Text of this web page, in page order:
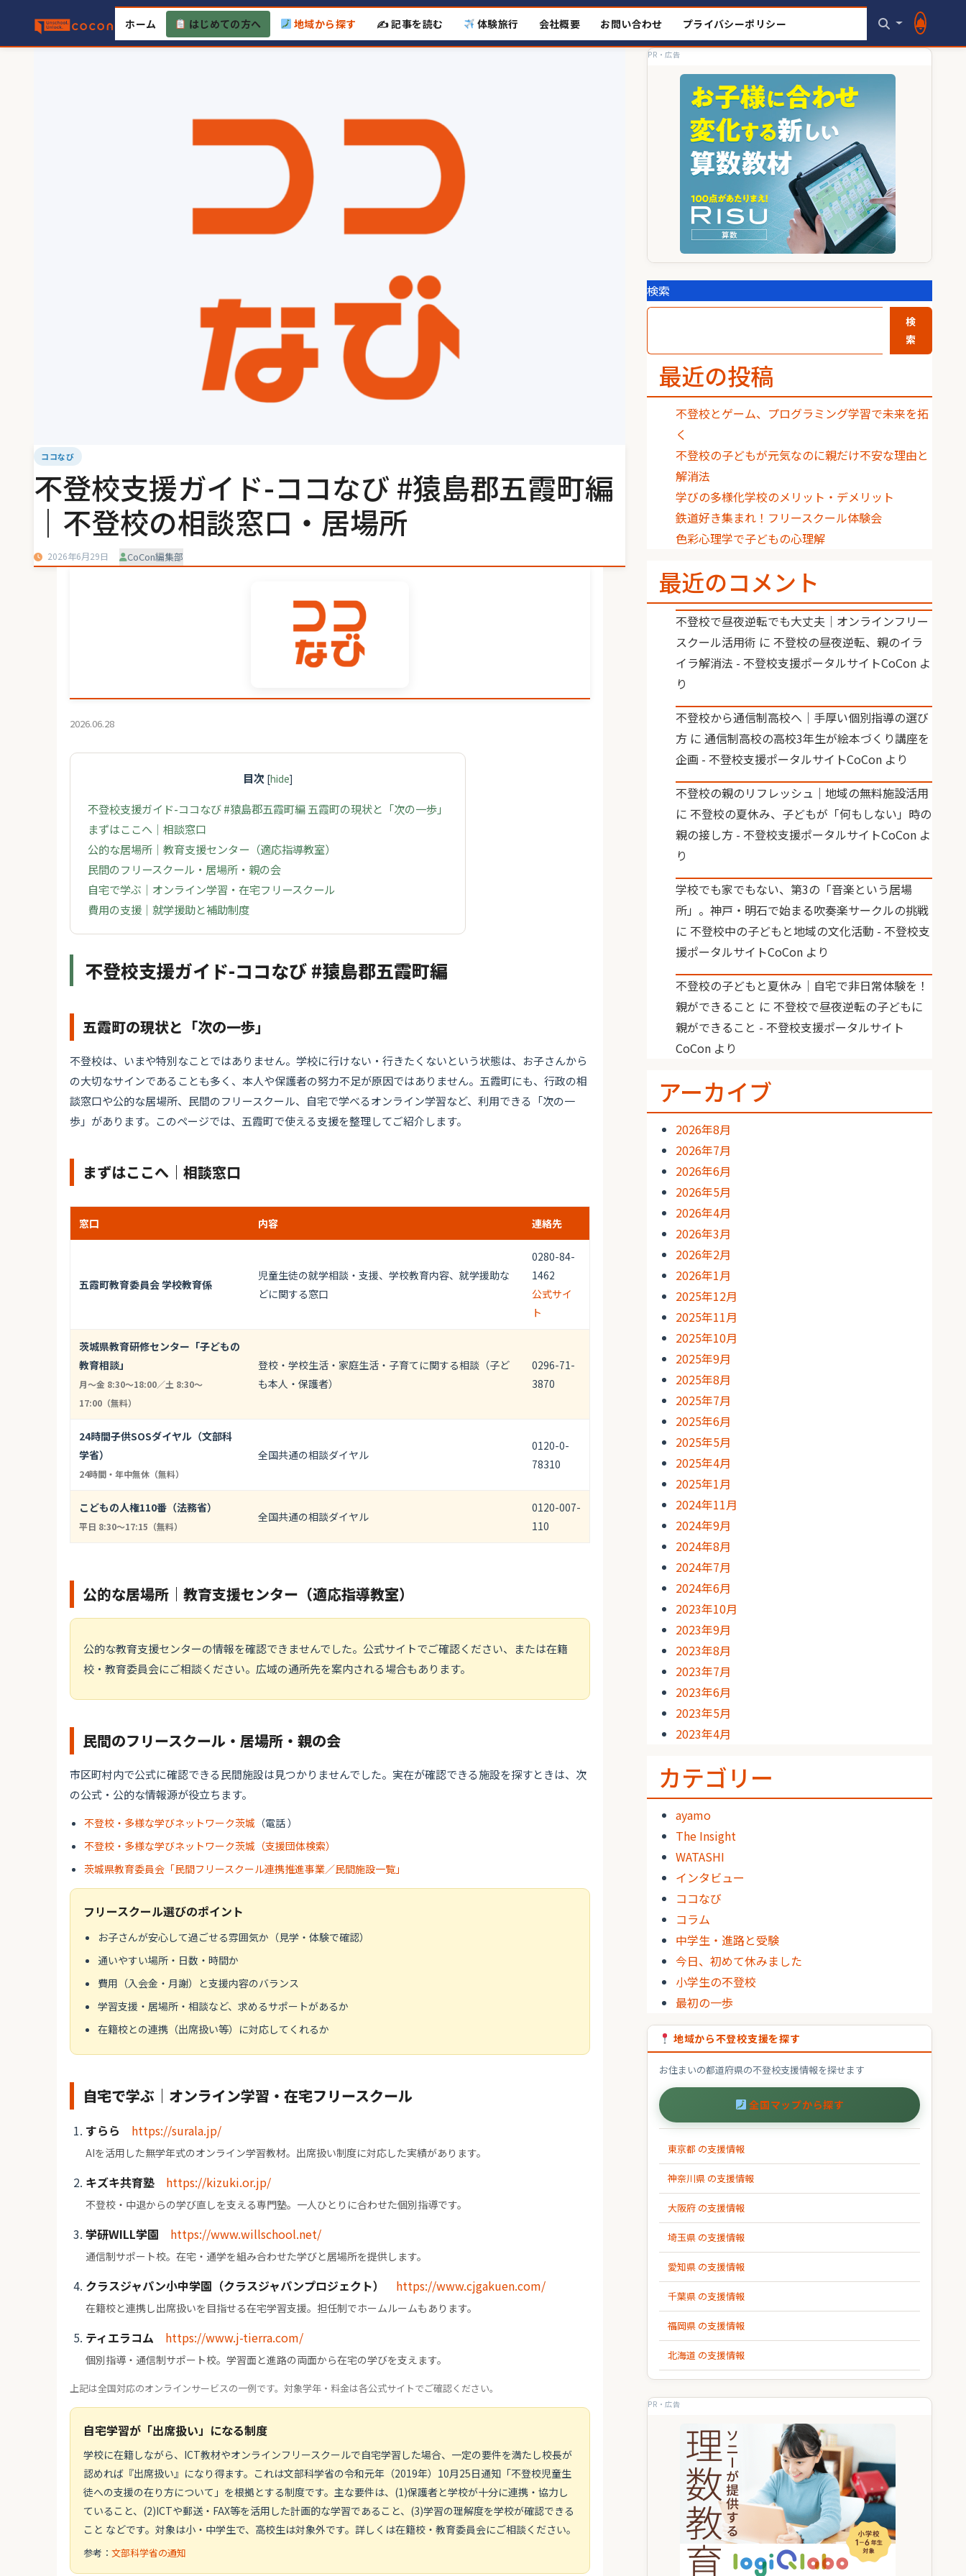
content
ホーム はじめての方へ 地域から探す ✍️ 記事を読む 体験旅行 会社概要 お問い合わせ プライバシーポリシー
ココなび
不登校支援ガイド-ココなび #猿島郡五霞町編
｜不登校の相談窓口・居場所
2026年6月29日 CoCon編集部
2026.06.28
目次 [hide]
不登校支援ガイド-ココなび #猿島郡五霞町編 五霞町の現状と「次の一歩」
まずはここへ｜相談窓口
公的な居場所｜教育支援センター（適応指導教室）
民間のフリースクール・居場所・親の会
自宅で学ぶ｜オンライン学習・在宅フリースクール
費用の支援｜就学援助と補助制度
不登校支援ガイド-ココなび #猿島郡五霞町編
五霞町の現状と「次の一歩」
不登校は、いまや特別なことではありません。学校に行けない・行きたくないという状態は、お子さんから
の大切なサインであることも多く、本人や保護者の努力不足が原因ではありません。五霞町にも、行政の相
談窓口や公的な居場所、民間のフリースクール、自宅で学べるオンライン学習など、利用できる「次の一
歩」があります。このページでは、五霞町で使える支援を整理してご紹介します。
まずはここへ｜相談窓口
窓口 内容 連絡先
五霞町教育委員会 学校教育係
児童生徒の就学相談・支援、学校教育内容、就学援助な
どに関する窓口
0280-84-
1462
公式サイ
ト
茨城県教育研修センター「子どもの
教育相談」
月〜金 8:30〜18:00／土 8:30〜
17:00（無料）
登校・学校生活・家庭生活・子育てに関する相談（子ど
も本人・保護者）
0296-71-
3870
24時間子供SOSダイヤル（文部科
学省）
24時間・年中無休（無料）
全国共通の相談ダイヤル
0120-0-
78310
こどもの人権110番（法務省）
平日 8:30〜17:15（無料）
全国共通の相談ダイヤル
0120-007-
110
公的な居場所｜教育支援センター（適応指導教室）
公的な教育支援センターの情報を確認できませんでした。公式サイトでご確認ください、または在籍
校・教育委員会にご相談ください。広域の通所先を案内される場合もあります。
民間のフリースクール・居場所・親の会
市区町村内で公式に確認できる民間施設は見つかりませんでした。実在が確認できる施設を探すときは、次
の公式・公的な情報源が役立ちます。
不登校・多様な学びネットワーク茨城 （電話 ）
不登校・多様な学びネットワーク茨城（支援団体検索）
茨城県教育委員会「民間フリースクール連携推進事業／民間施設一覧」
フリースクール選びのポイント
お子さんが安心して過ごせる雰囲気か（見学・体験で確認）
通いやすい場所・日数・時間か
費用（入会金・月謝）と支援内容のバランス
学習支援・居場所・相談など、求めるサポートがあるか
在籍校との連携（出席扱い等）に対応してくれるか
自宅で学ぶ｜オンライン学習・在宅フリースクール
すらら https://surala.jp/
AIを活用した無学年式のオンライン学習教材。出席扱い制度に対応した実績があります。
キズキ共育塾 https://kizuki.or.jp/
不登校・中退からの学び直しを支える専門塾。一人ひとりに合わせた個別指導です。
学研WILL学園 https://www.willschool.net/
通信制サポート校。在宅・通学を組み合わせた学びと居場所を提供します。
クラスジャパン小中学園（クラスジャパンプロジェクト） https://www.cjgakuen.com/
在籍校と連携し出席扱いを目指せる在宅学習支援。担任制でホームルームもあります。
ティエラコム https://www.j-tierra.com/
個別指導・通信制サポート校。学習面と進路の両面から在宅の学びを支えます。
上記は全国対応のオンラインサービスの一例です。対象学年・料金は各公式サイトでご確認ください。
自宅学習が「出席扱い」になる制度
学校に在籍しながら、ICT教材やオンラインフリースクールで自宅学習した場合、一定の要件を満たし校長が
認めれば『出席扱い』になり得ます。これは文部科学省の令和元年（2019年）10月25日通知「不登校児童生
徒への支援の在り方について」を根拠とする制度です。主な要件は、(1)保護者と学校が十分に連携・協力し
ていること、(2)ICTや郵送・FAX等を活用した計画的な学習であること、(3)学習の理解度を学校が確認できる
こと などです。対象は小・中学生で、高校生は対象外です。詳しくは在籍校・教育委員会にご相談ください。
参考： 文部科学省の通知
PR・広告
検索
検
索
最近の投稿
不登校とゲーム、プログラミング学習で未来を拓
く
不登校の子どもが元気なのに親だけ不安な理由と
解消法
学びの多様化学校のメリット・デメリット
鉄道好き集まれ！フリースクール体験会
色彩心理学で子どもの心理解
最近のコメント
不登校で昼夜逆転でも大丈夫｜オンラインフリー
スクール活用術 に 不登校の昼夜逆転、親のイラ
イラ解消法 - 不登校支援ポータルサイトCoCon よ
り
不登校から通信制高校へ｜手厚い個別指導の選び
方 に通信制高校の高校3年生が絵本づくり講座を
企画 - 不登校支援ポータルサイトCoCon より
不登校の親のリフレッシュ｜地域の無料施設活用
に 不登校の夏休み、子どもが「何もしない」時の
親の接し方 - 不登校支援ポータルサイトCoCon よ
り
学校でも家でもない、第3の「音楽という居場
所」。神戸・明石で始まる吹奏楽サークルの挑戦
に 不登校中の子どもと地域の文化活動 - 不登校支
援ポータルサイトCoCon より
不登校の子どもと夏休み｜自宅で非日常体験を！
親ができること に 不登校で昼夜逆転の子どもに
親ができること - 不登校支援ポータルサイト
CoCon より
アーカイブ
2026年8月
2026年7月
2026年6月
2026年5月
2026年4月
2026年3月
2026年2月
2026年1月
2025年12月
2025年11月
2025年10月
2025年9月
2025年8月
2025年7月
2025年6月
2025年5月
2025年4月
2025年1月
2024年11月
2024年9月
2024年8月
2024年7月
2024年6月
2023年10月
2023年9月
2023年8月
2023年7月
2023年6月
2023年5月
2023年4月
カテゴリー
ayamo
The Insight
WATASHI
インタビュー
ココなび
コラム
中学生・進路と受験
今日、初めて休みました
小学生の不登校
最初の一歩
地域から不登校支援を探す
お住まいの都道府県の不登校支援情報を探せます
全国マップから探す
東京都 の支援情報
神奈川県 の支援情報
大阪府 の支援情報
埼玉県 の支援情報
愛知県 の支援情報
千葉県 の支援情報
福岡県 の支援情報
北海道 の支援情報
PR・広告